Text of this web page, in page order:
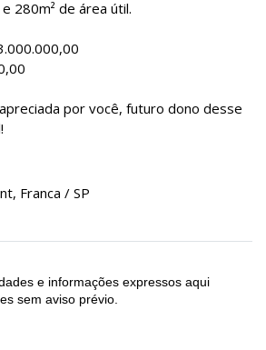
280m² de área útil.
por você, futuro dono desse
Franca / SP
e informações expressos aqui
sem aviso prévio.